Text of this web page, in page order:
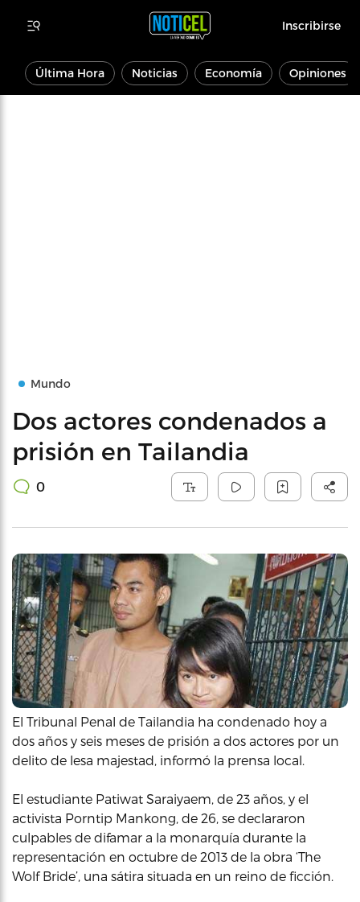
Inscribirse
Última Hora Noticias Economía Opiniones
Mundo
Dos actores condenados a
prisión en Tailandia
0
El Tribunal Penal de Tailandia ha condenado hoy a
dos años y seis meses de prisión a dos actores por un
delito de lesa majestad, informó la prensa local.
El estudiante Patiwat Saraiyaem, de 23 años, y el
activista Porntip Mankong, de 26, se declararon
culpables de difamar a la monarquía durante la
representación en octubre de 2013 de la obra ‘The
Wolf Bride’, una sátira situada en un reino de ficción.